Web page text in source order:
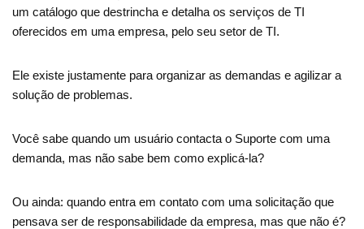
um catálogo que destrincha e detalha os serviços de TI
oferecidos em uma empresa, pelo seu setor de TI.
Ele existe justamente para organizar as demandas e agilizar a
solução de problemas.
Você sabe quando um usuário contacta o Suporte com uma
demanda, mas não sabe bem como explicá-la?
Ou ainda: quando entra em contato com uma solicitação que
pensava ser de responsabilidade da empresa, mas que não é?